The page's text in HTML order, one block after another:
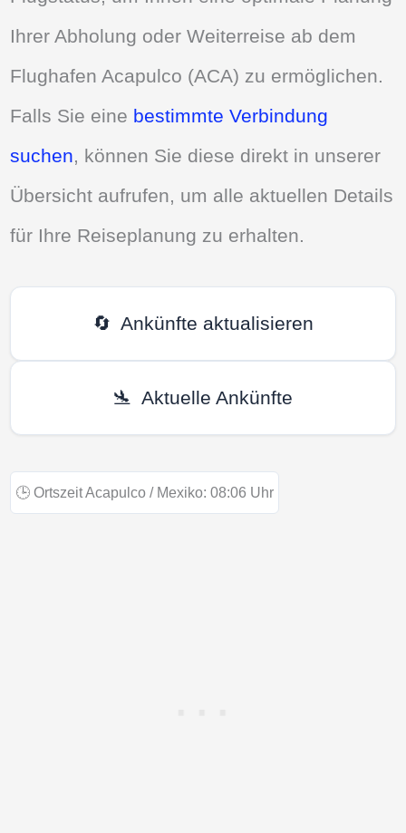
Ihrer Abholung oder Weiterreise ab dem
Flughafen Acapulco (ACA) zu ermöglichen.
Falls Sie eine bestimmte Verbindung
suchen, können Sie diese direkt in unserer
Übersicht aufrufen, um alle aktuellen Details
für Ihre Reiseplanung zu erhalten.
🔄 Ankünfte aktualisieren
🛬 Aktuelle Ankünfte
🕒 Ortszeit Acapulco / Mexiko: 08:06 Uhr